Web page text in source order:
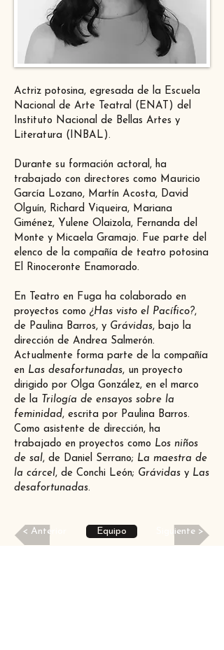
Actriz potosina, egresada de la Escuela
Nacional de Arte Teatral (ENAT) del
Instituto Nacional de Bellas Artes y
Literatura (INBAL).
Durante su formación actoral, ha
trabajado con directores como Mauricio
García Lozano, Martín Acosta, David
Olguín, Richard Viqueira, Mariana
Giménez, Yulene Olaizola, Fernanda del
Monte y Micaela Gramajo. Fue parte del
elenco de la compañía de teatro potosina
El Rinoceronte Enamorado.
En Teatro en Fuga ha colaborado en
proyectos como ¿Has visto el Pacífico?,
de Paulina Barros, y Grávidas, bajo la
dirección de Andrea Salmerón.
Actualmente forma parte de la compañía
en Las desafortunadas, un proyecto
dirigido por Olga González, en el marco
de la Trilogía de ensayos sobre la
feminidad, escrita por Paulina Barros.
Como asistente de dirección, ha
trabajado en proyectos como Los niños
de sal, de Daniel Serrano; La maestra de
la cárcel, de Conchi León; Grávidas y Las
desafortunadas.
< Anterior Equipo Siguiente >